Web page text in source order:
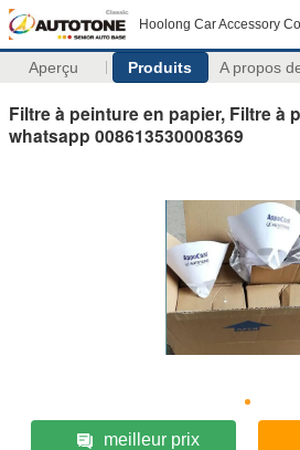
Hoolong Car Accessory
Aperçu Produits A propos
Filtre à peinture en papier, Filtre à
whatsapp 008613530008369
meilleur prix